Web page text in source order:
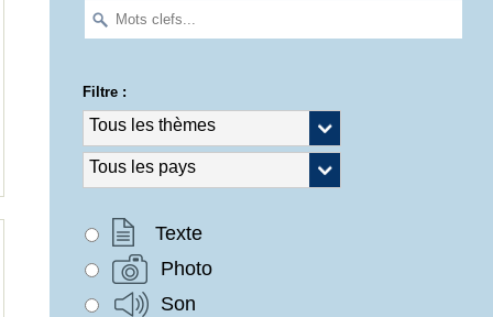
Filtre :
Texte
Photo
Son